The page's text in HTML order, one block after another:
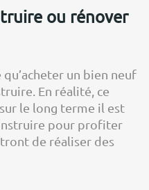
ou rénover
un bien neuf
En réalité, ce
le long terme il est
pour profiter
de réaliser des